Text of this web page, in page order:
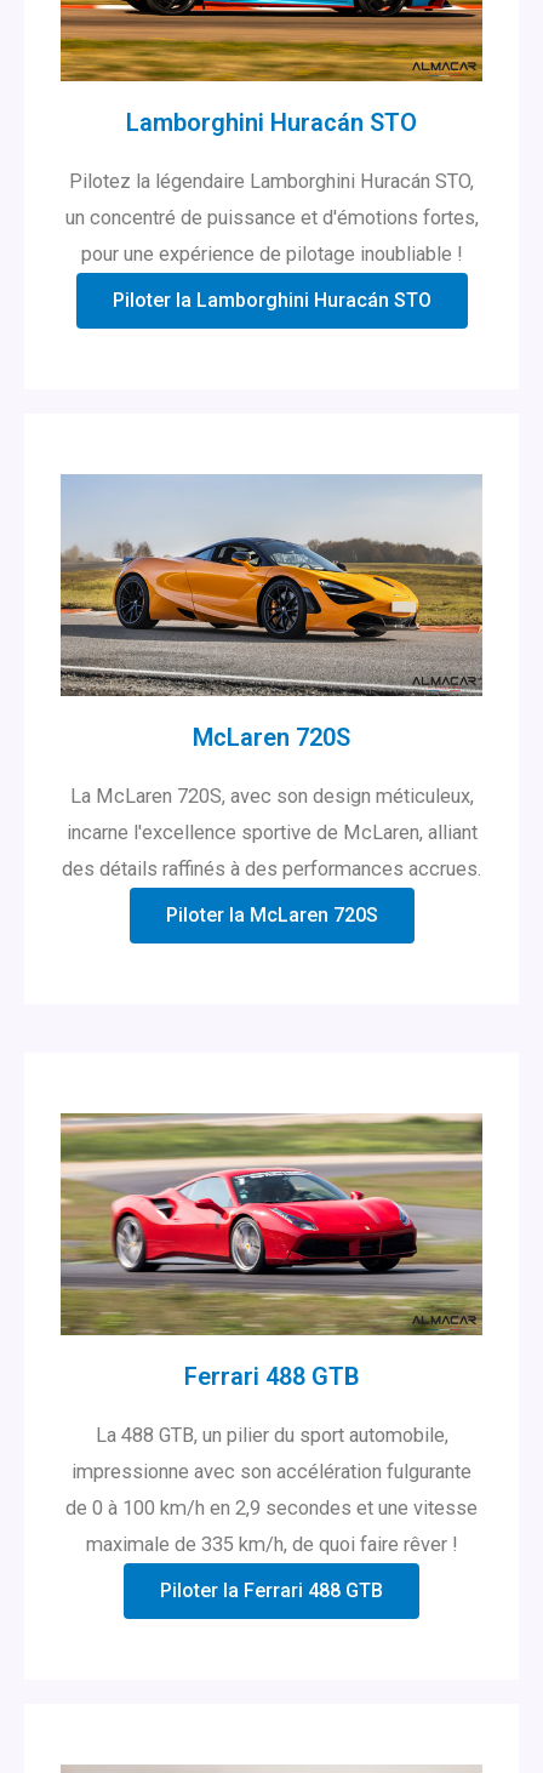
Lamborghini Huracán STO
Pilotez la légendaire Lamborghini Huracán STO,
un concentré de puissance et d'émotions fortes,
pour une expérience de pilotage inoubliable !
Piloter la Lamborghini Huracán STO
McLaren 720S
La McLaren 720S, avec son design méticuleux,
incarne l'excellence sportive de McLaren, alliant
des détails raffinés à des performances accrues.
Piloter la McLaren 720S
Ferrari 488 GTB
La 488 GTB, un pilier du sport automobile,
impressionne avec son accélération fulgurante
de 0 à 100 km/h en 2,9 secondes et une vitesse
maximale de 335 km/h, de quoi faire rêver !
Piloter la Ferrari 488 GTB